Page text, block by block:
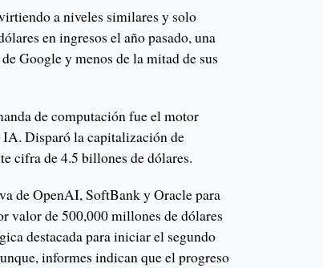
a niveles similares y solo
en ingresos el año pasado, una
Google y menos de la mitad de sus
de computación fue el motor
Disparó la capitalización de
cifra de 4.5 billones de dólares.
de OpenAI, SoftBank y Oracle para
valor de 500,000 millones de dólares
destacada para iniciar el segundo
informes indican que el progreso